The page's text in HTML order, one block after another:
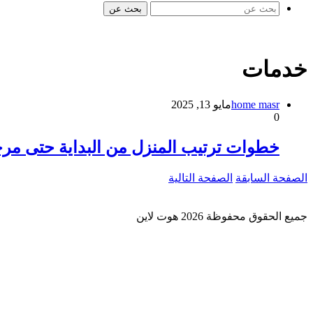
بحث عن
خدمات
home masrمايو 13, 2025
0
خطوات ترتيب المنزل من البداية حتى
الصفحة السابقة الصفحة التالية
جميع الحقوق محفوظة 2026 هوت لاين